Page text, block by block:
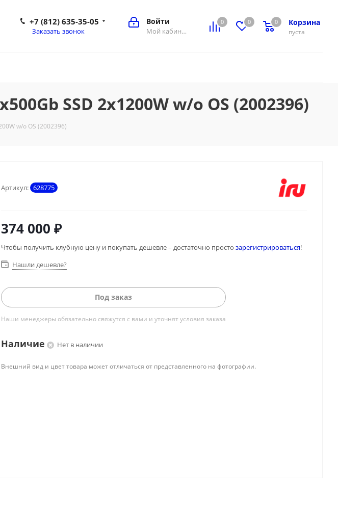
0 0 Корзина
0
пуста
0
Войти
Мой кабинет
+7 (812) 635-35-05
Заказать звонок
SSD 2x1200W w/o OS (2002396)
w/o OS (2002396)
Артикул: 628775
374 000 ₽
Чтобы получить клубную цену и покупать дешевле – достаточно просто зарегистрироваться!
Нашли дешевле?
Под заказ
Наши менеджеры обязательно свяжутся с вами и уточнят условия заказа
Наличие Нет в наличии
Внешний вид и цвет товара может отличаться от представленного на фотографии.